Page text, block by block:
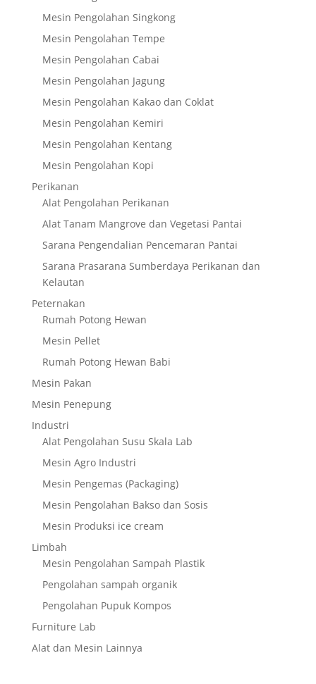
Mesin Pengolahan Singkong
Mesin Pengolahan Tempe
Mesin Pengolahan Cabai
Mesin Pengolahan Jagung
Mesin Pengolahan Kakao dan Coklat
Mesin Pengolahan Kemiri
Mesin Pengolahan Kentang
Mesin Pengolahan Kopi
Perikanan
Alat Pengolahan Perikanan
Alat Tanam Mangrove dan Vegetasi Pantai
Sarana Pengendalian Pencemaran Pantai
Sarana Prasarana Sumberdaya Perikanan dan
Kelautan
Peternakan
Rumah Potong Hewan
Mesin Pellet
Rumah Potong Hewan Babi
Mesin Pakan
Mesin Penepung
Industri
Alat Pengolahan Susu Skala Lab
Mesin Agro Industri
Mesin Pengemas (Packaging)
Mesin Pengolahan Bakso dan Sosis
Mesin Produksi ice cream
Limbah
Mesin Pengolahan Sampah Plastik
Pengolahan sampah organik
Pengolahan Pupuk Kompos
Furniture Lab
Alat dan Mesin Lainnya